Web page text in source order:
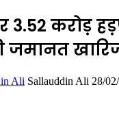
3.52 करोड़
Sallauddin Ali Send
28/